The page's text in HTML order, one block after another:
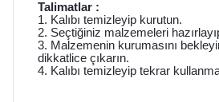
Talimatlar :
1. Kalıbı temizleyip kurutun.
2. Seçtiğiniz malzemeleri
3. Malzemenin kurumasını
dikkatlice çıkarın.
4. Kalıbı temizleyip tekrar